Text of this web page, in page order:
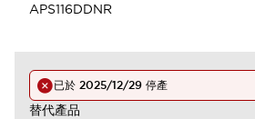
APS116DDNR
已於 2025/12/29 停產
替代產品